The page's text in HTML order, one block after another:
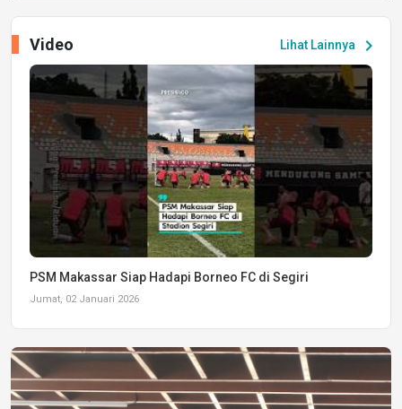
Lihat Lainnya chevron_right
Video
PSM Makassar Siap Hadapi Borneo FC di Segiri
Jumat, 02 Januari 2026